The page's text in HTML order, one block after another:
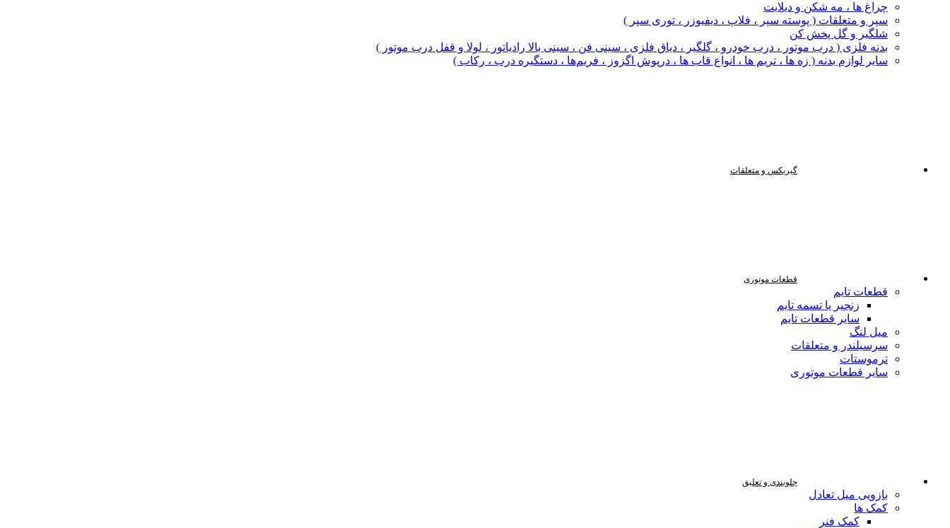
چراغ‌ ها ، مه‌ شکن و دیلایت
سپر و متعلقات ( پوسته سپر ، فلاپ ، دیفیوزر ، توری سپر )
شلگیر و گل‌ پخش‌ کن
بدنه فلزی ( درب موتور ، درب خودرو ، گلگیر ، دیاق فلزی ، سینی فن ، سینی بالا رادیاتور ، لولا و قفل درب موتور )
سایر لوازم بدنه ( زه ها ، تریم ها ، انواع قاب ها ، درپوش اگزوز ، فریم‌ها ، دستگیره درب ، رکاب )
گیربکس و متعلقات
قطعات موتوری
قطعات تایم
زنجیر یا تسمه تایم
سایر قطعات تایم
میل لنگ
سرسیلندر و متعلقات
ترموستات
سایر قطعات موتوری
جلوبندی و تعلیق
بازویی میل تعادل
کمک ها
کمک فنر